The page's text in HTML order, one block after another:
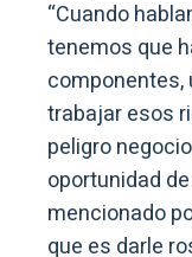
“Cuando
tenemos que
componentes,
trabajar esos
peligro
oportunidad
mencionado
que es darle